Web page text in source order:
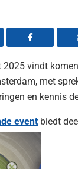
2025 vindt
met
en kennis
event biedt